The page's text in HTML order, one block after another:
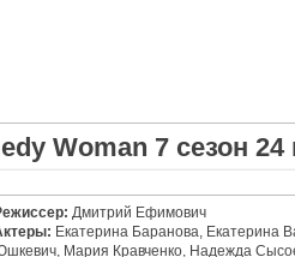
Woman 7 сезон
Дмитрий Ефимович
Екатерина Баранова, Екатерина
Мария Кравченко, Надежда